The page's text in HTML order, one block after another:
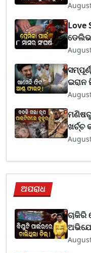
Love
ଖର୍ଚ୍ଚ
ଅପରାଧ
ଚାକିରି